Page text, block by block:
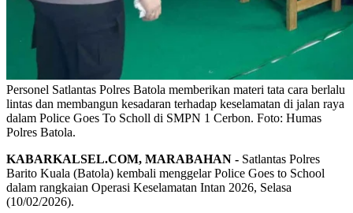
Personel Satlantas Polres Batola memberikan materi tata cara berlalu
lintas dan membangun kesadaran terhadap keselamatan di jalan raya
dalam Police Goes To Scholl di SMPN 1 Cerbon. Foto: Humas
Polres Batola.
KABARKALSEL.COM, MARABAHAN - Satlantas Polres
Barito Kuala (Batola) kembali menggelar Police Goes to School
dalam rangkaian Operasi Keselamatan Intan 2026, Selasa
(10/02/2026).